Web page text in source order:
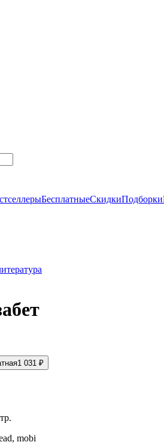
БесплатныеСкидкиПодборки
1 031 ₽
mobi